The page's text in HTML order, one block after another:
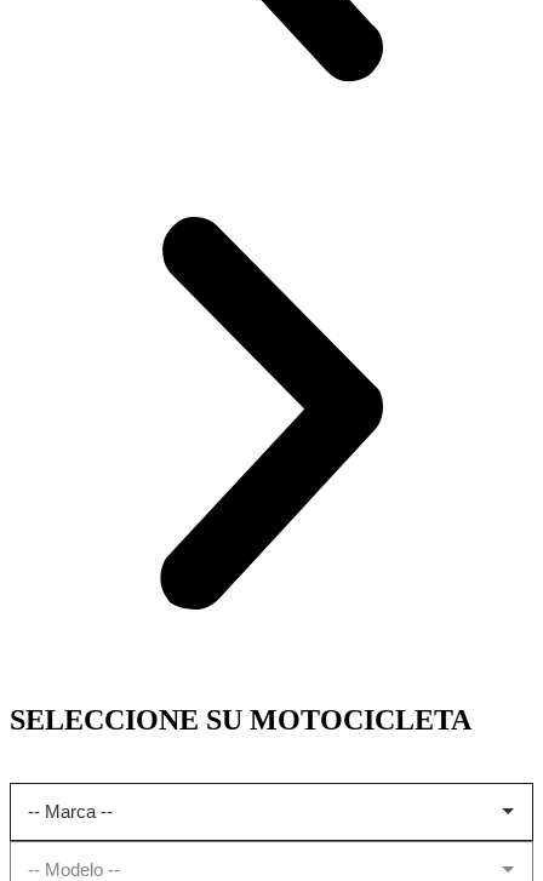
SELECCIONE SU MOTOCICLETA